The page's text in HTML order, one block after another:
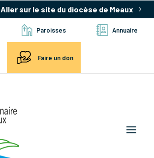
Aller sur le site du diocèse de Meaux
Paroisses Annuaire
Faire un don